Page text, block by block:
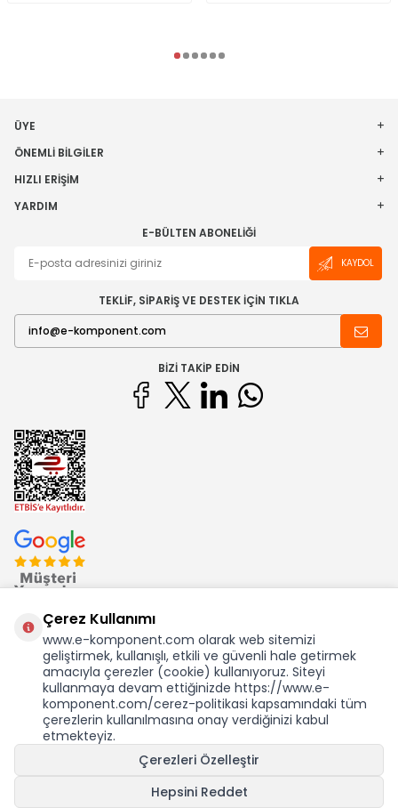
KDV Dahil Birim Fiyat
ÜYE
ÖNEMLI BILGILER
HIZLI ERIŞIM
YARDIM
E-BÜLTEN ABONELIĞI
KAYDOL
TEKLİF, SİPARİŞ VE DESTEK İÇİN TIKLA
BIZI TAKIP EDIN
Ekom Elk. Elektronik San. ve Tic. A.Ş.'nin Tescilli Bir Markasıdır
Çerez Kullanımı
www.e-komponent.com olarak web sitemizi
geliştirmek, kullanışlı, etkili ve güvenli hale getirmek
amacıyla çerezler (cookie) kullanıyoruz. Siteyi
kullanmaya devam ettiğinizde https://www.e-
komponent.com/cerez-politikasi kapsamındaki tüm
çerezlerin kullanılmasına onay verdiğinizi kabul
etmekteyiz.
Çerezleri Özelleştir
Hepsini Reddet